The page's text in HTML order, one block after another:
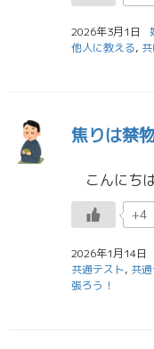
2026年3月1日
他人に教える,
焦りは禁
+4
2026年1月14日
共通テスト, 共
張ろう！